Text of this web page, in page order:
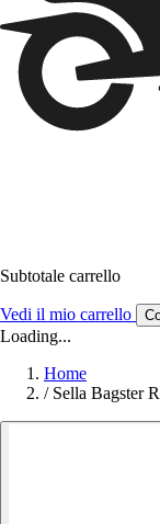
Subtotale carrello
Vedi il mio carrello
Loading...
Home
/ Sella Bagster